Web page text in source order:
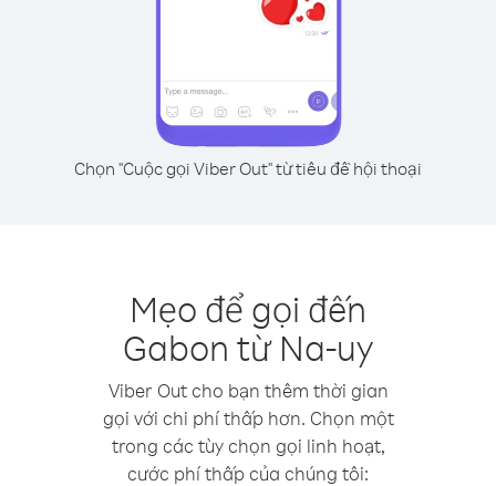
Chọn "Cuộc gọi Viber Out" từ tiêu đề hội thoại
Mẹo để gọi đến
Gabon từ Na-uy
Viber Out cho bạn thêm thời gian
gọi với chi phí thấp hơn. Chọn một
trong các tùy chọn gọi linh hoạt,
cước phí thấp của chúng tôi: